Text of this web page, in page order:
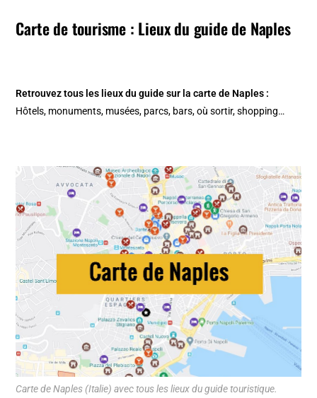
Carte de tourisme : Lieux du guide de Naples
Retrouvez tous les lieux du guide sur lacarte de Naples :
Hôtels, monuments, musées, parcs, bars, où sortir, shopping…
Carte de Naples (Italie) avec tous les lieux du guide touristique.